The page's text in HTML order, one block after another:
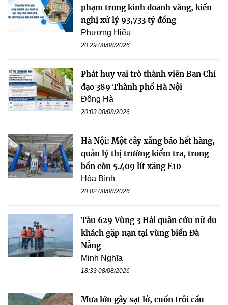
phạm trong kinh doanh vàng, kiến
nghị xử lý 93,733 tỷ đồng
Phương Hiếu
20:29 08/08/2026
Phát huy vai trò thành viên Ban Chỉ
đạo 389 Thành phố Hà Nội
Đông Hà
20:03 08/08/2026
Hà Nội: Một cây xăng báo hết hàng,
quản lý thị trường kiểm tra, trong
bồn còn 5.409 lít xăng E10
Hòa Bình
20:02 08/08/2026
Tàu 629 Vùng 3 Hải quân cứu nữ du
khách gặp nạn tại vùng biển Đà
Nẵng
Minh Nghĩa
18:33 08/08/2026
Mưa lớn gây sạt lở, cuốn trôi cầu